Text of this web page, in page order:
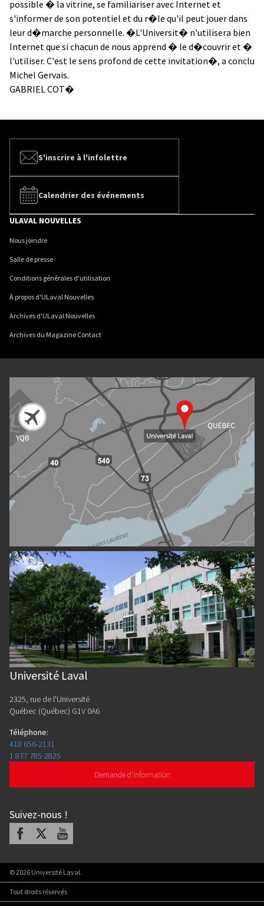
possible � la vitrine, se familiariser avec Internet et
s'informer de son potentiel et du r�le qu'il peut jouer dans
leur d�marche personnelle. �L'Universit� n'utilisera bien
Internet que si chacun de nous apprend � le d�couvrir et �
l'utiliser. C'est le sens profond de cette invitation�, a conclu
Michel Gervais.
GABRIEL COT�
S'inscrire à l'infolettre
Calendrier des événements
ULAVAL NOUVELLES
Nous joindre
Salle de presse
Conditions générales d'utilisation
À propos d'ULaval Nouvelles
Archives d'ULaval Nouvelles
Archives du Magazine Contact
Université Laval
2325, rue de l'Université
Québec (Québec) G1V 0A6
Téléphone:
418 656-2131
1 877 785-2825
Demande d'information
Suivez-nous !
Facebook Youtube
©2026 Université Laval.
Tout droits réservés